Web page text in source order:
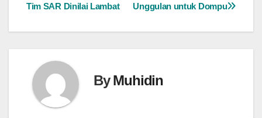
Unggulan untuk Dompu
Tim SAR Dinilai Lambat
ByMuhidin